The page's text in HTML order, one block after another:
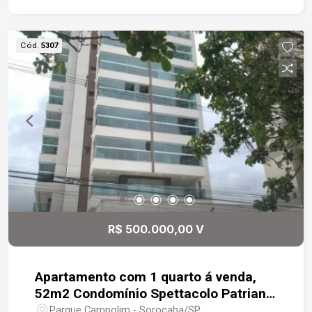
Cód. 5307
R$ 500.000,00 V
Apartamento com 1 quarto á venda,
52m2 Condomínio Spettacolo Patriani-